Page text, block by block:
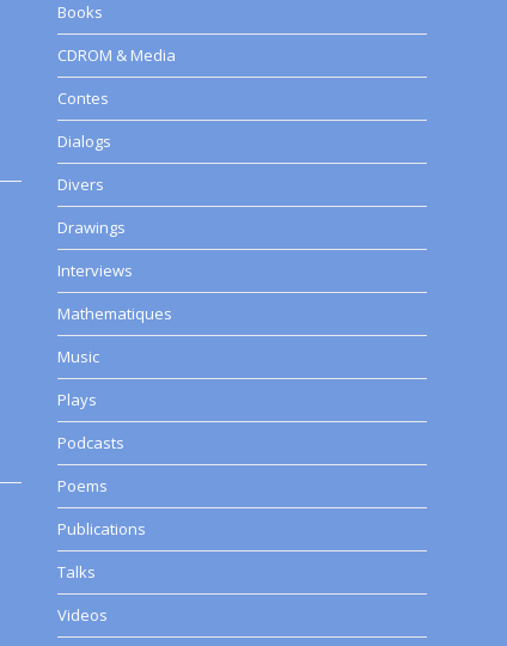
Books
CDROM & Media
Contes
Dialogs
Divers
Drawings
Interviews
Mathematiques
Music
Plays
Podcasts
Poems
Publications
Talks
Videos